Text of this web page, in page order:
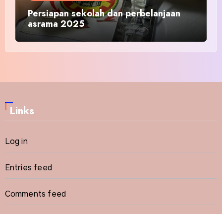
Persiapan sekolah dan perbelanjaan
asrama 2025
Links
Log in
Entries feed
Comments feed